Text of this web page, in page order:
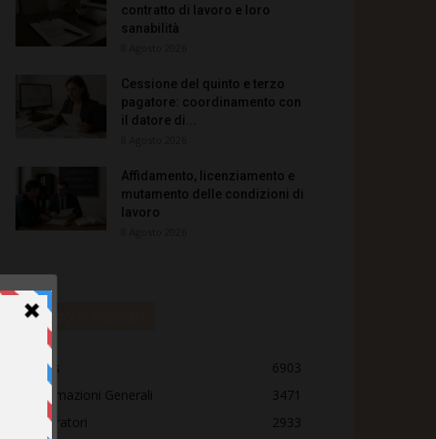
contratto di lavoro e loro
sanabilità
Cessione del quinto e terzo
pagatore: coordinamento con
il datore di...
Affidamento, licenziamento e
mutamento delle condizioni di
lavoro
Categorie popolari
News
6903
Informazioni Generali
3471
Lavoratori
2933